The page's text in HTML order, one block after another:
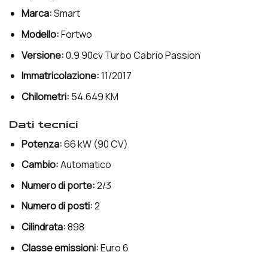
Marca:Smart
Modello:Fortwo
Versione:0.9 90cv Turbo Cabrio Passion
Immatricolazione:11/2017
Chilometri: 54.649 KM
dati tecnici
Potenza:66 kW (90 CV)
Cambio:Automatico
Numero di porte:2/3
Numero di posti:2
Cilindrata:898
Classe emissioni:Euro 6